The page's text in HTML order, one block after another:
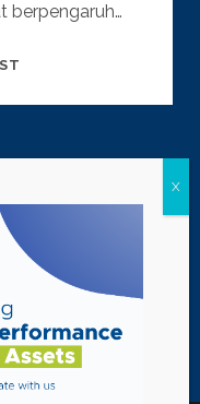
berpengaruh…
Indonesia
pinterest
youtube